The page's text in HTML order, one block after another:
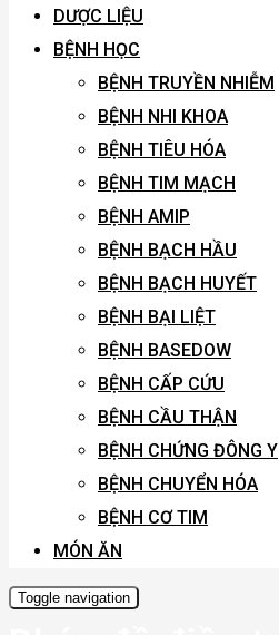
DƯỢC LIỆU
BỆNH HỌC
BỆNH TRUYỀN NHIỄM
BỆNH NHI KHOA
BỆNH TIÊU HÓA
BỆNH TIM MẠCH
BỆNH AMIP
BỆNH BẠCH HẦU
BỆNH BẠCH HUYẾT
BỆNH BẠI LIỆT
BỆNH BASEDOW
BỆNH CẤP CỨU
BỆNH CẦU THẬN
BỆNH CHỨNG ĐÔNG Y
BỆNH CHUYỂN HÓA
BỆNH CƠ TIM
MÓN ĂN
Toggle navigation